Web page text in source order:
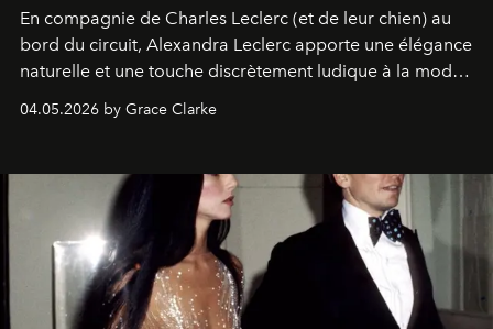
En compagnie de Charles Leclerc (et de leur chien) au
bord du circuit, Alexandra Leclerc apporte une élégance
naturelle et une touche discrètement ludique à la mode
de la Formule 1.
04.05.2026 by Grace Clarke